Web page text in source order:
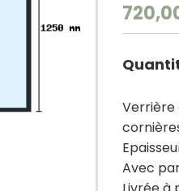
Verrière
Avec